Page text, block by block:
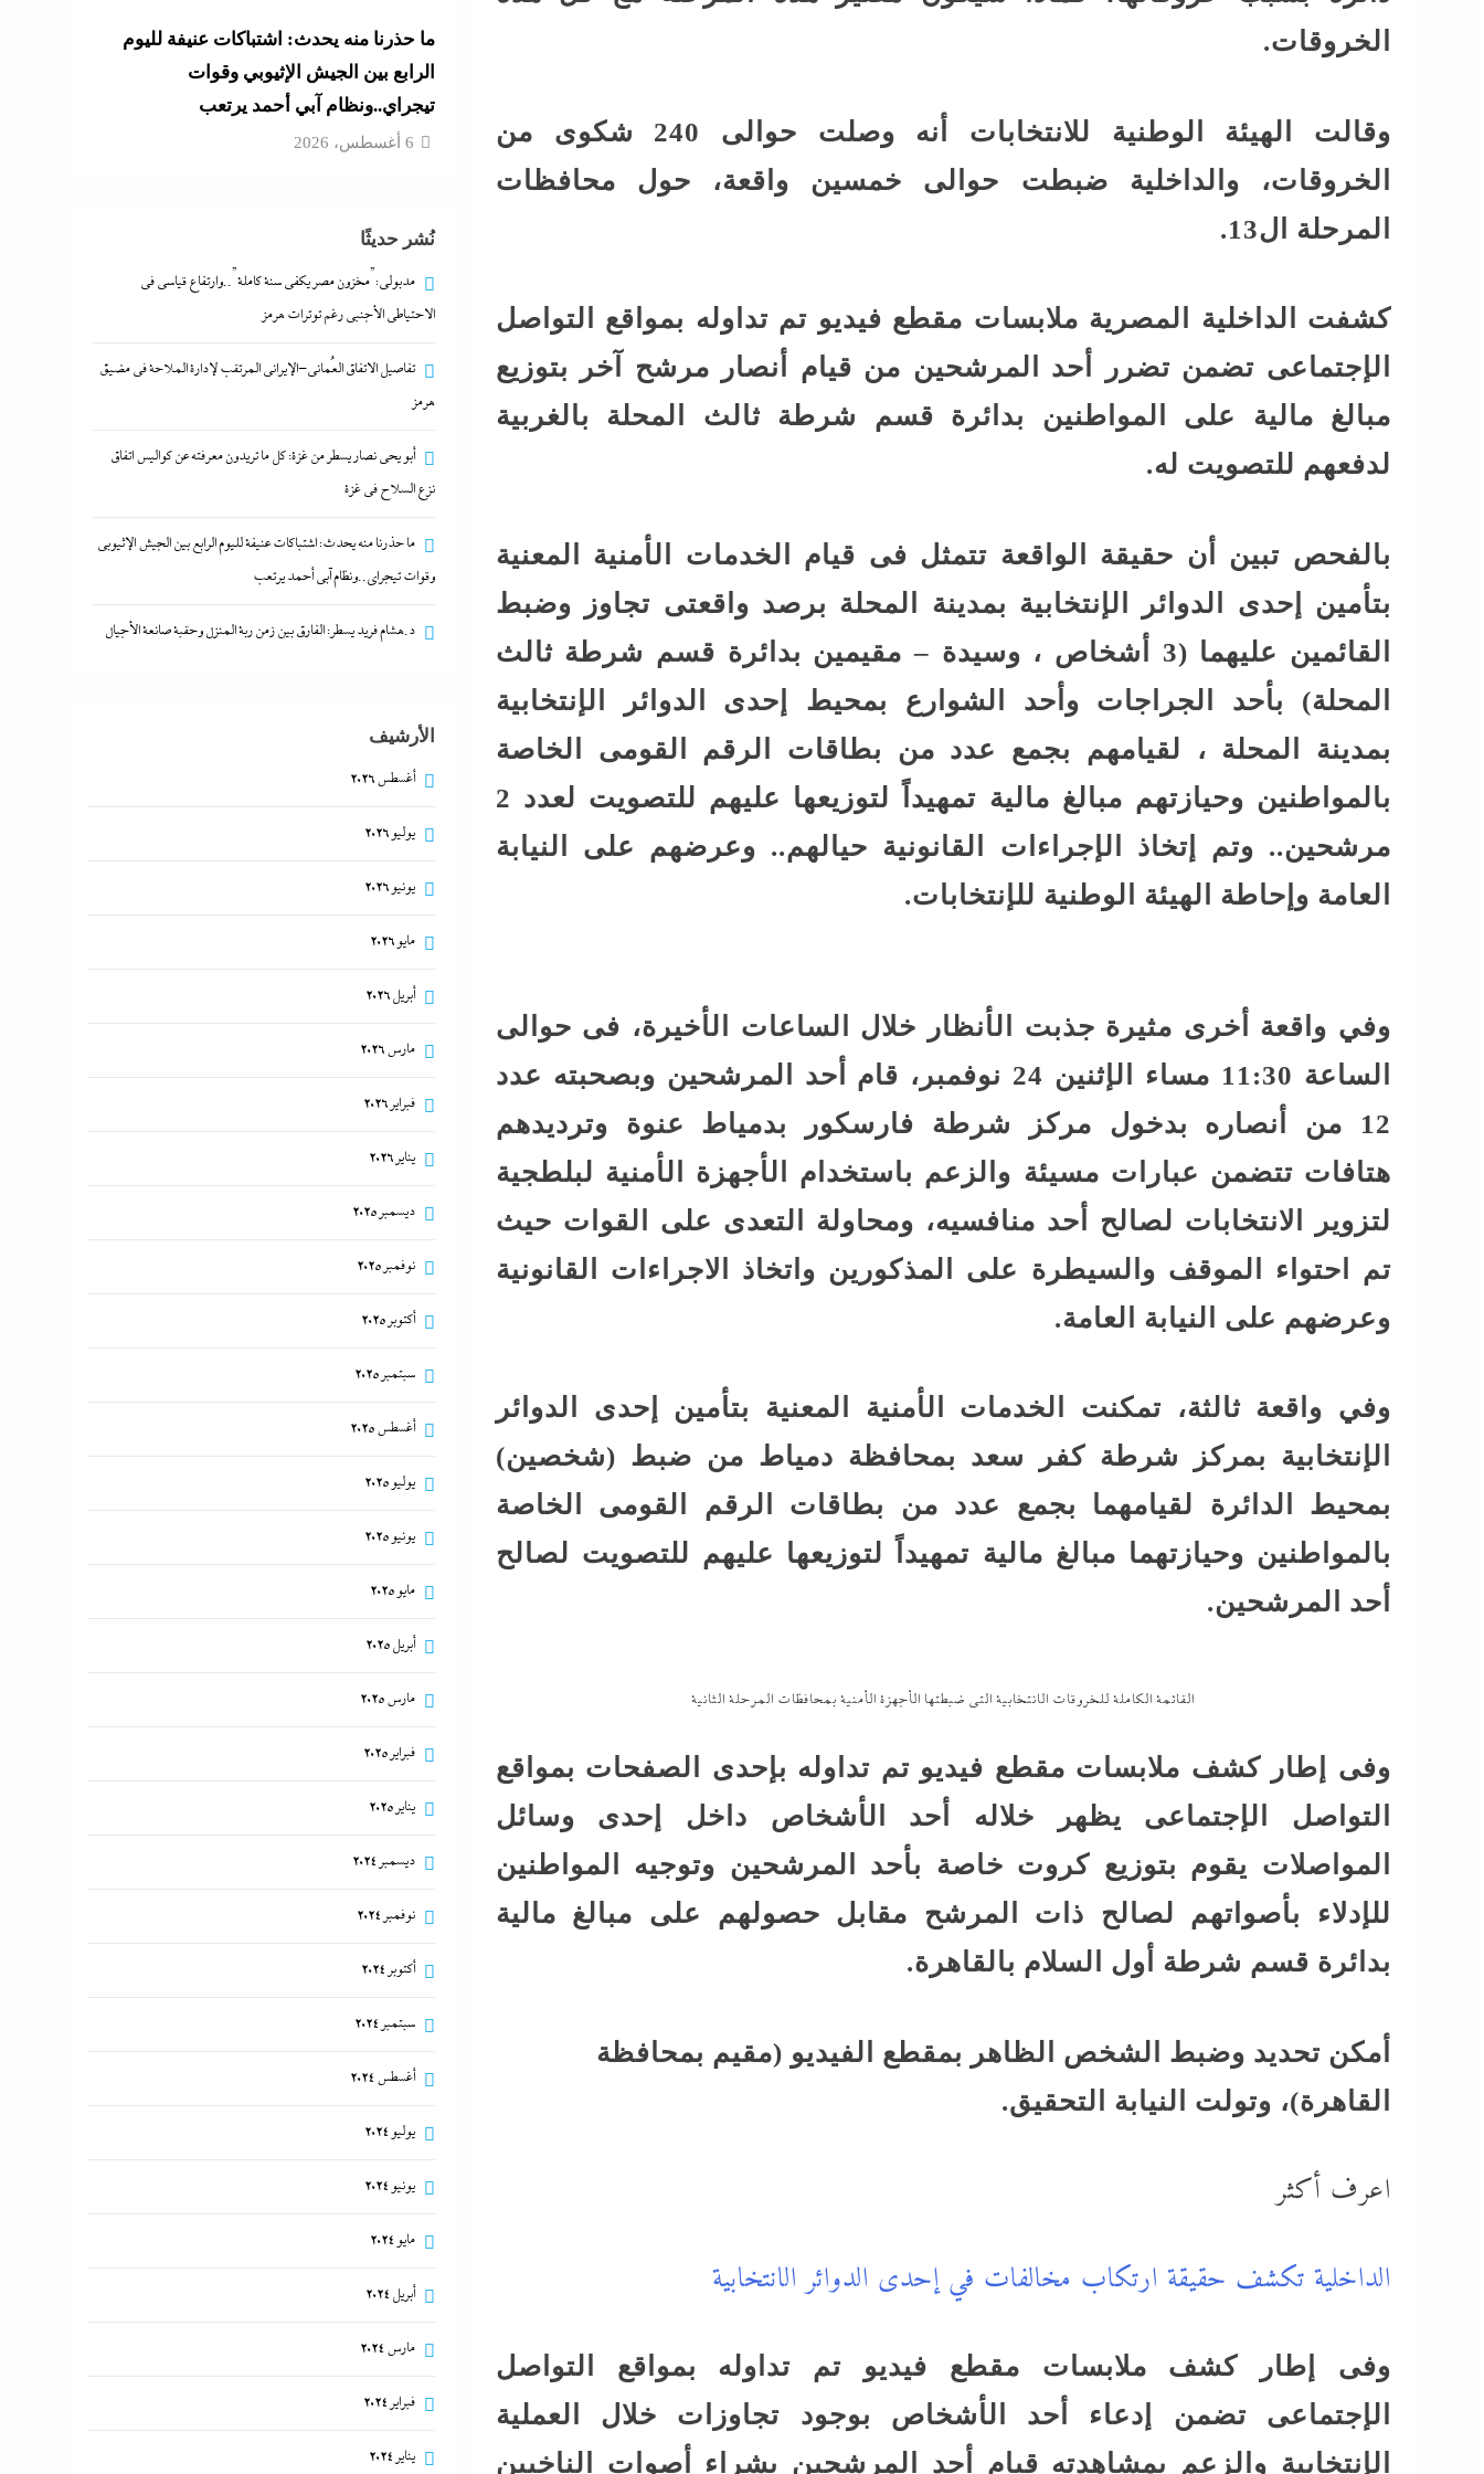
الخروقات.
وقالت الهيئة الوطنية للانتخابات أنه وصلت حوالى 240 شكوى من
الخروقات، والداخلية ضبطت حوالى خمسين واقعة، حول محافظات
المرحلة ال13.
كشفت الداخلية المصرية ملابسات مقطع فيديو تم تداوله بمواقع التواصل
الإجتماعى تضمن تضرر أحد المرشحين من قيام أنصار مرشح آخر بتوزيع
مبالغ مالية على المواطنين بدائرة قسم شرطة ثالث المحلة بالغربية
لدفعهم للتصويت له.
بالفحص تبين أن حقيقة الواقعة تتمثل فى قيام الخدمات الأمنية المعنية
بتأمين إحدى الدوائر الإنتخابية بمدينة المحلة برصد واقعتى تجاوز وضبط
القائمين عليهما (3 أشخاص ، وسيدة – مقيمين بدائرة قسم شرطة ثالث
المحلة) بأحد الجراجات وأحد الشوارع بمحيط إحدى الدوائر الإنتخابية
بمدينة المحلة ، لقيامهم بجمع عدد من بطاقات الرقم القومى الخاصة
بالمواطنين وحيازتهم مبالغ مالية تمهيداً لتوزيعها عليهم للتصويت لعدد 2
مرشحين.. وتم إتخاذ الإجراءات القانونية حيالهم.. وعرضهم على النيابة
العامة وإحاطة الهيئة الوطنية للإنتخابات.
وفي واقعة أخرى مثيرة جذبت الأنظار خلال الساعات الأخيرة، فى حوالى
الساعة 11:30 مساء الإثنين 24 نوفمبر، قام أحد المرشحين وبصحبته عدد
12 من أنصاره بدخول مركز شرطة فارسكور بدمياط عنوة وترديدهم
هتافات تتضمن عبارات مسيئة والزعم باستخدام الأجهزة الأمنية لبلطجية
لتزوير الانتخابات لصالح أحد منافسيه، ومحاولة التعدى على القوات حيث
تم احتواء الموقف والسيطرة على المذكورين واتخاذ الاجراءات القانونية
وعرضهم على النيابة العامة.
وفي واقعة ثالثة، تمكنت الخدمات الأمنية المعنية بتأمين إحدى الدوائر
الإنتخابية بمركز شرطة كفر سعد بمحافظة دمياط من ضبط (شخصين)
بمحيط الدائرة لقيامهما بجمع عدد من بطاقات الرقم القومى الخاصة
بالمواطنين وحيازتهما مبالغ مالية تمهيداً لتوزيعها عليهم للتصويت لصالح
أحد المرشحين.
القائمة الكاملة للخروقات الانتخابية التى ضبطتها الأجهزة الأمنية بمحافظات المرحلة الثانية
وفى إطار كشف ملابسات مقطع فيديو تم تداوله بإحدى الصفحات بمواقع
التواصل الإجتماعى يظهر خلاله أحد الأشخاص داخل إحدى وسائل
المواصلات يقوم بتوزيع كروت خاصة بأحد المرشحين وتوجيه المواطنين
للإدلاء بأصواتهم لصالح ذات المرشح مقابل حصولهم على مبالغ مالية
بدائرة قسم شرطة أول السلام بالقاهرة.
أمكن تحديد وضبط الشخص الظاهر بمقطع الفيديو (مقيم بمحافظة
القاهرة)، وتولت النيابة التحقيق.
اعرف أكثر
الداخلية تكشف حقيقة ارتكاب مخالفات في إحدى الدوائر الانتخابية
وفى إطار كشف ملابسات مقطع فيديو تم تداوله بمواقع التواصل
الإجتماعى تضمن إدعاء أحد الأشخاص بوجود تجاوزات خلال العملية
الإنتخابية والزعم بمشاهدته قيام أحد المرشحين بشراء أصوات الناخبين
ما حذرنا منه يحدث: اشتباكات عنيفة لليوم
الرابع بين الجيش الإثيوبي وقوات
تيجراي..ونظام آبي أحمد يرتعب
6 أغسطس، 2026
نُشر حديثًا
مدبولي:”مخزون مصر يكفي سنة كاملة”..وارتفاع قياسي في
الاحتياطي الأجنبي رغم توترات هرمز
تفاصيل الاتفاق العُماني-الإيراني المرتقب لإدارة الملاحة في مضيق
هرمز
أبو يحى نصار يسطر من غزة: كل ما تريدون معرفته عن كواليس اتفاق
نزع السلاح في غزة
ما حذرنا منه يحدث: اشتباكات عنيفة لليوم الرابع بين الجيش الإثيوبي
وقوات تيجراي..ونظام آبي أحمد يرتعب
د.هشام فريد يسطر: الفارق بين زمن ربة المنزل وحقبة صانعة الأجيال
الأرشيف
أغسطس 2026
يوليو 2026
يونيو 2026
مايو 2026
أبريل 2026
مارس 2026
فبراير 2026
يناير 2026
ديسمبر 2025
نوفمبر 2025
أكتوبر 2025
سبتمبر 2025
أغسطس 2025
يوليو 2025
يونيو 2025
مايو 2025
أبريل 2025
مارس 2025
فبراير 2025
يناير 2025
ديسمبر 2024
نوفمبر 2024
أكتوبر 2024
سبتمبر 2024
أغسطس 2024
يوليو 2024
يونيو 2024
مايو 2024
أبريل 2024
مارس 2024
فبراير 2024
يناير 2024